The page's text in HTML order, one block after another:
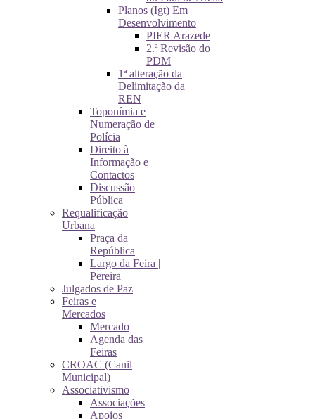
Planos (Igt) Em
Desenvolvimento
PIER Arazede
2.ª Revisão do
PDM
1ª alteração da
Delimitação da
REN
Toponímia e
Numeração de
Polícia
Direito à
Informação e
Contactos
Discussão
Pública
Requalificação
Urbana
Praça da
República
Largo da Feira |
Pereira
Julgados de Paz
Feiras e
Mercados
Mercado
Agenda das
Feiras
CROAC (Canil
Municipal)
Associativismo
Associações
Apoios